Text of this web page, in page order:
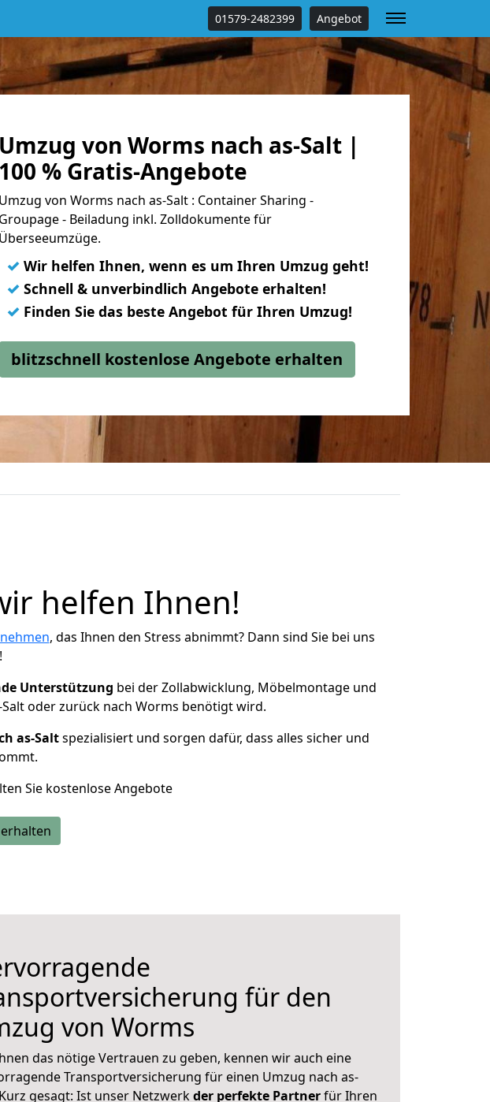
01579-2482399 Angebot
Umzug von Worms nach as-Salt |
100 % Gratis-Angebote
Umzug von Worms nach as-Salt : Container Sharing -
Groupage - Beiladung inkl. Zolldokumente für
Überseeumzüge.
✓ Wir helfen Ihnen, wenn es um Ihren Umzug geht!
✓ Schnell & unverbindlich Angebote erhalten!
✓ Finden Sie das beste Angebot für Ihren Umzug!
blitzschnell kostenlose Angebote erhalten
helfen Ihnen!
, das Ihnen den Stress abnimmt? Dann sind Sie bei uns
Unterstützung bei der Zollabwicklung, Möbelmontage und
oder zurück nach Worms benötigt wird.
as-Saltspezialisiert und sorgen dafür, dass alles sicher und
Sie kostenlose Angebote
für den
von Worms
das nötige Vertrauen zu geben, kennen wir auch eine
Transportversicherung für einen Umzug nach as-
gesagt: Ist unser Netzwerkder perfekte Partnerfür Ihren